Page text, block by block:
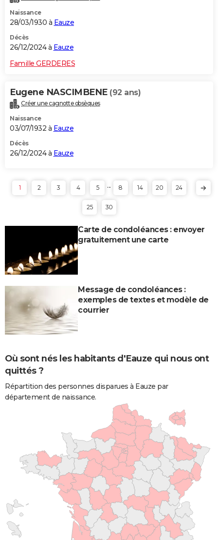
Naissance
28/03/1930 à Eauze
Décès
26/12/2024 à Eauze
Famille GERDERES
Eugene NASCIMBENE (92 ans)
Créer une cagnotte obsèques
Naissance
03/07/1932 à Eauze
Décès
26/12/2024 à Eauze
1 2 3 4 5 ... 8 14 20 24
25 30
Carte de condoléances : envoyer
gratuitement une carte
Message de condoléances :
exemples de textes et modèle de
courrier
Où sont nés les habitants d'Eauze qui nous ont
quittés ?
Répartition des personnes disparues à Eauze par
département de naissance.